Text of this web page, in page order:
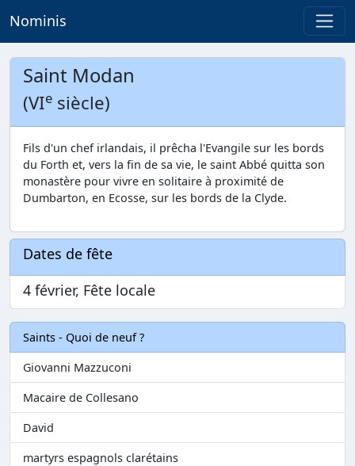
Nominis
Saint Modan
(VIe siècle)
Fils d'un chef irlandais, il prêcha l'Evangile sur les bords
du Forth et, vers la fin de sa vie, le saint Abbé quitta son
monastère pour vivre en solitaire à proximité de
Dumbarton, en Ecosse, sur les bords de la Clyde.
Dates de fête
4 février, Fête locale
Saints - Quoi de neuf ?
Giovanni Mazzuconi
Macaire de Collesano
David
martyrs espagnols clarétains